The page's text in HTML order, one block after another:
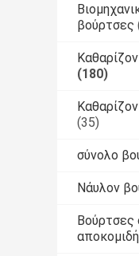
βούρτσες
(180)
(35)
σύνολο
Νάυλον